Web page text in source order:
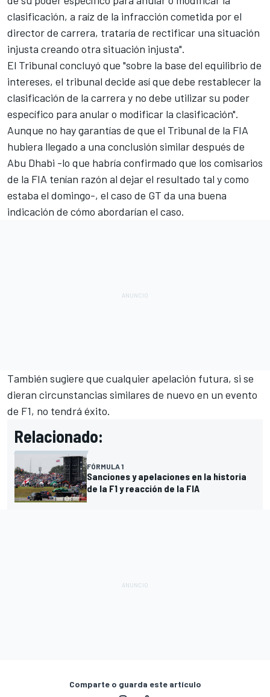
clasificación, a raíz de la infracción cometida por el
director de carrera, trataría de rectificar una situación
injusta creando otra situación injusta".
El Tribunal concluyó que "sobre la base del equilibrio de
intereses, el tribunal decide así que debe restablecer la
clasificación de la carrera y no debe utilizar su poder
específico para anular o modificar la clasificación".
Aunque no hay garantías de que el Tribunal de la FIA
hubiera llegado a una conclusión similar después de
Abu Dhabi -lo que habría confirmado que los comisarios
de la FIA tenían razón al dejar el resultado tal y como
estaba el domingo-, el caso de GT da una buena
indicación de cómo abordarían el caso.
También sugiere que cualquier apelación futura, si se
dieran circunstancias similares de nuevo en un evento
de F1, no tendrá éxito.
Relacionado:
FÓRMULA 1
Sanciones y apelaciones en la historia
de la F1 y reacción de la FIA
Comparte o guarda este artículo